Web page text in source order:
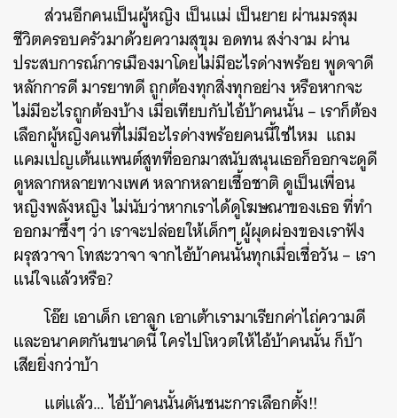
ส่วนอีกคนเป็นผู้หญิง เป็นแม่ เป็นยาย ผ่านมรสุม
ชีวิตครอบครัวมาด้วยความสุขุม อดทน สง่างาม ผ่าน
ประสบการณ์การเมืองมาโดยไม่มีอะไรด่างพร้อย พูดจาดี
หลักการดี มารยาทดี ถูกต้องทุกสิ่งทุกอย่าง หรือหากจะ
ไม่มีอะไรถูกต้องบ้าง เมื่อเทียบกับไอ้บ้าคนนั้น – เราก็ต้อง
เลือกผู้หญิงคนที่ไม่มีอะไรด่างพร้อยคนนี้ใช่ไหม แถม
แคมเปญเต้นแพนต์สูทที่ออกมาสนับสนุนเธอก็ออกจะดูดี
ดูหลากหลายทางเพศ หลากหลายเชื้อชาติ ดูเป็นเพื่อน
หญิงพลังหญิง ไม่นับว่าหากเราได้ดูโฆษณาของเธอ ที่ทำ
ออกมาซึ้งๆ ว่า เราจะปล่อยให้เด็กๆ ผู้ผุดผ่องของเราฟัง
ผรุสวาจา โทสะวาจา จากไอ้บ้าคนนั้นทุกเมื่อเชื่อวัน – เรา
แน่ใจแล้วหรือ?
โอ๊ย เอาเด็ก เอาลูก เอาเต้าเรามาเรียกค่าไถ่ความดี
และอนาคตกันขนาดนี้ ใครไปโหวตให้ไอ้บ้าคนนั้น ก็บ้า
เสียยิ่งกว่าบ้า
แต่แล้ว… ไอ้บ้าคนนั้นดันชนะการเลือกตั้ง!!